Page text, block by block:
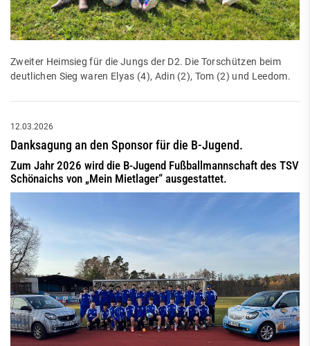
Zweiter Heimsieg für die Jungs der D2. Die Torschützen beim
deutlichen Sieg waren Elyas (4), Adin (2), Tom (2) und Leedom.
12.03.2026
Danksagung an den Sponsor für die B-Jugend.
Zum Jahr 2026 wird die B-Jugend Fußballmannschaft des TSV
Schönaichs von „Mein Mietlager“ ausgestattet.